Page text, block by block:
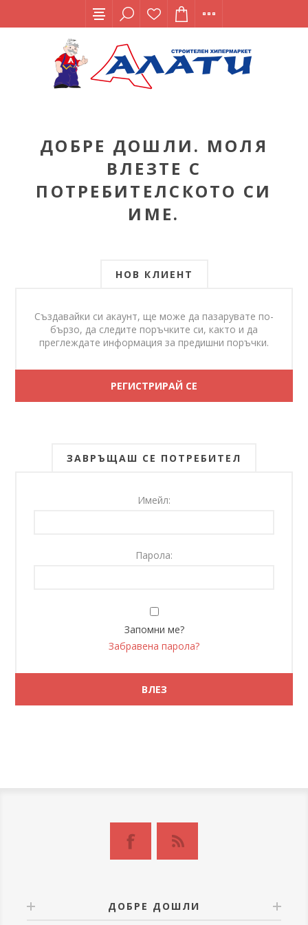
ДОБРЕ ДОШЛИ. МОЛЯ
ВЛЕЗТЕ С
ПОТРЕБИТЕЛСКОТО СИ
ИМЕ.
НОВ КЛИЕНТ
Създавайки си акаунт, ще може да пазарувате по-
бързо, да следите поръчките си, както и да
преглеждате информация за предишни поръчки.
ЗАВРЪЩАШ СЕ ПОТРЕБИТЕЛ
Имейл:
Парола:
Запомни ме?
Забравена парола?
ДОБРЕ ДОШЛИ